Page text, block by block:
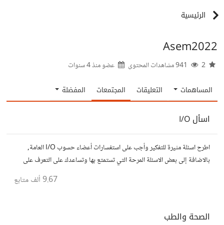
الرئيسية
Asem2022
عضو منذ4 سنوات
المساهمات التعليقات المجتمعات المفضلة
اسأل I/O
اطرح اسئلة مثيرة للتفكير وأجب على استفسارات أعضاء حسوب I/O العامة,
بالاضافة إلى بعض الاسئلة المرحة التي تستمتع بها وتساعدك على التعرف على
9.67 ألف متابع
الصحة والطب